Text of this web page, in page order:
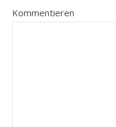
Kommentieren